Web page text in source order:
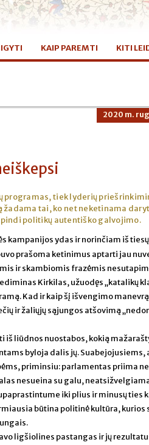
KAIP PAREMTI KITI
2020 m.
tiek lyderių
tai, ko net neketinama
politikų autentiško galvojimo.
kampanijos ydas ir norinčiam iš
prašoma ketinimus aptarti jau
ir skambiomis frazėmis
Kirkilas, užuodęs „katalikų
Kad ir kaip šį išvengimo
ir žaliųjų sąjungos atšovimą
iš liūdnos nuostabos, kokią
byloja dalis jų. Suabejojusiems,
priminsiu: parlamentas priima
nesueina su galu,
iki plius ir minusų ties
būtina politinė kultūra, kurios
ligšiolines pastangas ir jų